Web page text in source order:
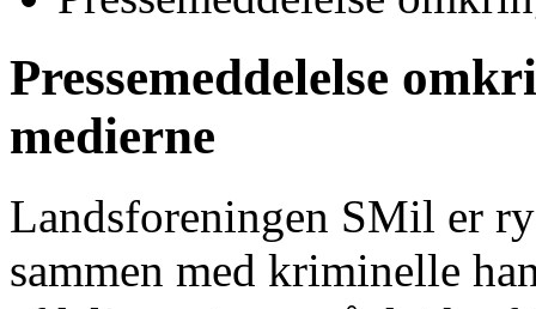
Pressemeddelelse
medierne
Landsforeningen SMil er
sammen med kriminelle